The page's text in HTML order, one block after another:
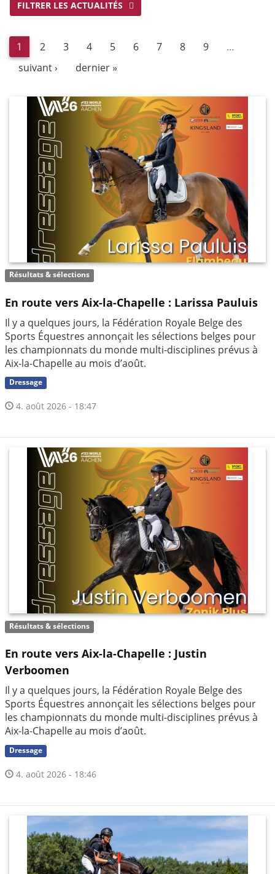
FILTRER LES ACTUALITÉS
1 2 3 4 5 6 7 8 9
…
suivant ›
dernier »
Résultats & sélections
En route vers Aix-la-Chapelle : Larissa Pauluis
Il y a quelques jours, la Fédération Royale Belge des
Sports Équestres annonçait les sélections belges pour
les championnats du monde multi-disciplines prévus à
Aix-la-Chapelle au mois d’août.
Dressage
4. août 2026 - 18:47
Résultats & sélections
En route vers Aix-la-Chapelle : Justin
Verboomen
Il y a quelques jours, la Fédération Royale Belge des
Sports Équestres annonçait les sélections belges pour
les championnats du monde multi-disciplines prévus à
Aix-la-Chapelle au mois d’août.
Dressage
4. août 2026 - 18:46